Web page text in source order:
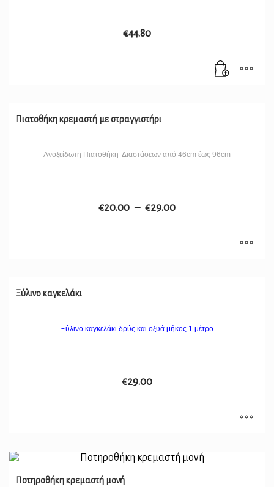
€44.80
Πιατοθήκη κρεμαστή με στραγγιστήρι
Ανοξείδωτη Πιατοθήκη Διαστάσεων από 46cm έως 96cm
€20.00 – €29.00
Ξύλινο καγκελάκι
Ξύλινο καγκελάκι δρύς και οξυά μήκος 1 μέτρο
€29.00
Ποτηροθήκη κρεμαστή μονή